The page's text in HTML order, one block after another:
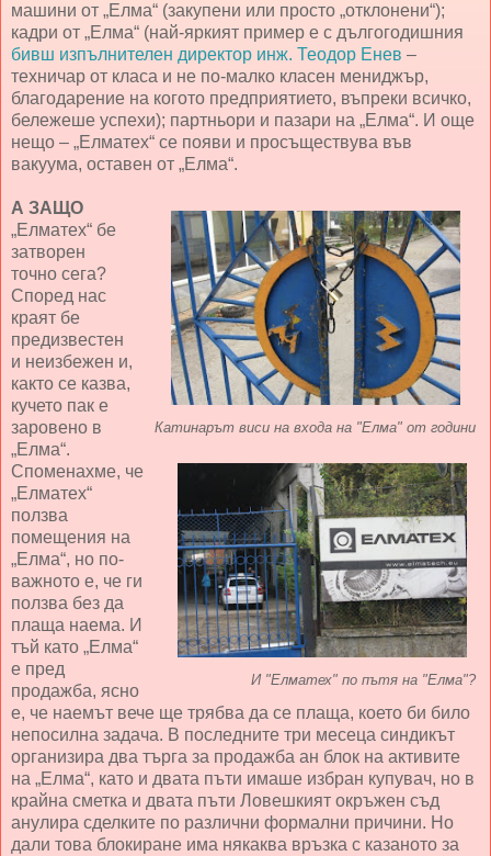
машини от „Елма“ (закупени или просто „отклонени“);
кадри от „Елма“ (най-яркият пример е с дългогодишния
бивш изпълнителен директор инж. Теодор Енев –
техничар от класа и не по-малко класен мениджър,
благодарение на когото предприятието, въпреки всичко,
бележеше успехи); партньори и пазари на „Елма“. И още
нещо – „Елматех“ се появи и просъществува във
вакуума, оставен от „Елма“.
Катинарът виси на входа на "Елма" от години
И "Елматех" по пътя на "Елма"?
А ЗАЩО
„Елматех“ бе
затворен
точно сега?
Според нас
краят бе
предизвестен
и неизбежен и,
както се казва,
кучето пак е
заровено в
„Елма“.
Споменахме, че
„Елматех“
ползва
помещения на
„Елма“, но по-
важното е, че ги
ползва без да
плаща наема. И
тъй като „Елма“
е пред
продажба, ясно
е, че наемът вече ще трябва да се плаща, което би било
непосилна задача. В последните три месеца синдикът
организира два търга за продажба ан блок на активите
на „Елма“, като и двата пъти имаше избран купувач, но в
крайна сметка и двата пъти Ловешкият окръжен съд
анулира сделките по различни формални причини. Но
дали това блокиране има някаква връзка с казаното за